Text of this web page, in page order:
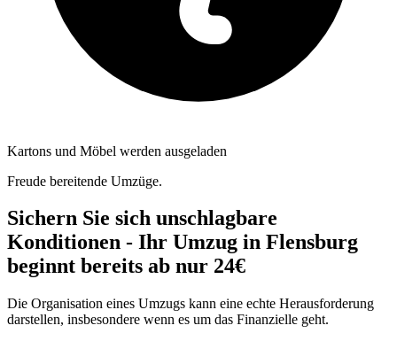
Kartons und Möbel werden ausgeladen
Freude bereitende Umzüge.
Sichern Sie sich unschlagbare
Konditionen - Ihr Umzug in Flensburg
beginnt bereits ab nur 24€
Die Organisation eines Umzugs kann eine echte Herausforderung
darstellen, insbesondere wenn es um das Finanzielle geht.